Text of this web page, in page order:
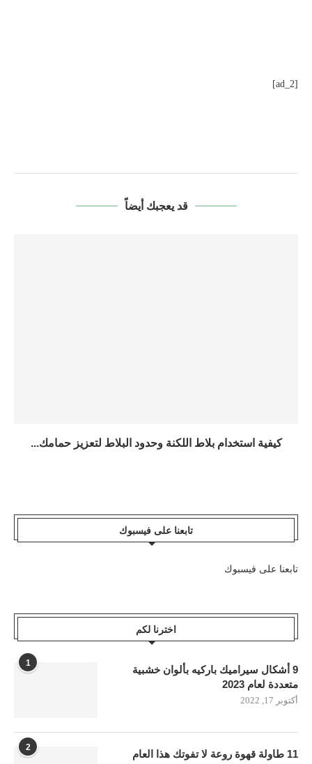
[ad_2]
قد يعجبك أيضاً
كيفية استخدام بلاط اللكنة وحدود البلاط لتعزيز حمامك...
تابعنا على فيسبوك
تابعنا على فيسبوك
اخترنا لكم
1
9 أشكال سيراميك باركيه بألوان خشبية
متعددة لعام 2023
أكتوبر 17, 2022
2
11 طاولة قهوة روعة لا تفوتك هذا العام